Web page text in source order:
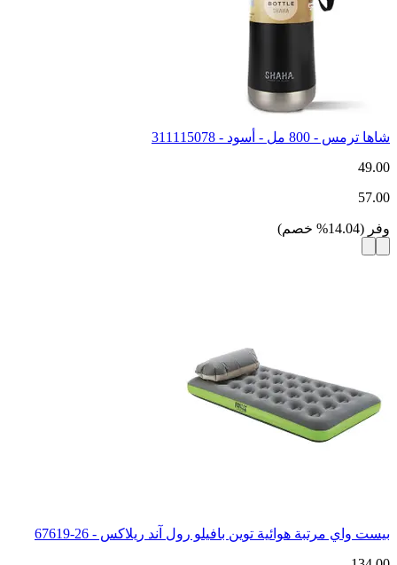
شاها ترمس - 800 مل - أسود - 311115078
49.00
57.00
وفر (
14.04
% خصم)
بيست واي مرتبة هوائية توين بافيلو رول آند ريلاكس - 26-67619